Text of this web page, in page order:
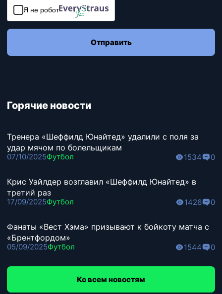
Я не робот
Отправить
Горячие новости
Тренера «Шеффилд Юнайтед» удалили с поля за
удар мячом по болельщикам
07/10/2025Футбол 1534 0
Крис Уайлдер возглавил «Шеффилд Юнайтед» в
третий раз
17/09/2025Футбол 1426 0
Фанаты «Вест Хэма» призывают к бойкоту матча с
«Брентфордом»
05/09/2025Футбол 1544 0
Ко всем новостям